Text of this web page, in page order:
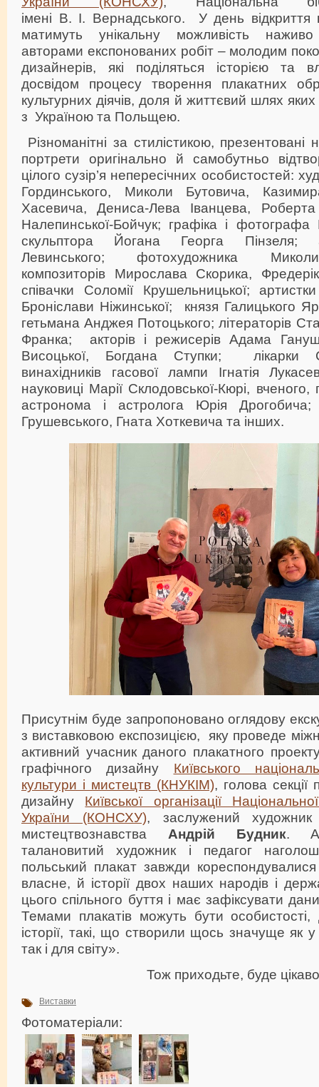
імені В. І. Вернадського. У день відкриття
матимуть унікальну можливість
авторами експонованих робіт – молодим
дизайнерів, які поділяться історією та
досвідом процесу творення плакатних
культурних діячів, доля й життєвий шлях
з Україною та Польщею.
Різноманітні за стилістикою, презентовані
портрети оригінально й самобутньо
цілого сузір’я непересічних особистостей:
Гординського, Миколи Бутовича,
Хасевича, Дениса-Лева Іванцева, Роберта
Налепинської-Бойчук; графіка і
скульптора Йогана Георга Пінзеля;
Левинського; фотохудожника
композиторів Мирослава Скорика,
співачки Соломії Крушельницької;
Броніслави Ніжинської; князя Галицького
гетьмана Анджея Потоцького; літераторів
Франка; акторів і режисерів Адама
Висоцької, Богдана Ступки; лікарки
винахідників гасової лампи Ігнатія
науковиці Марії Склодовської-Кюрі,
астронома і астролога Юрія Дрогобича;
Грушевського, Гната Хоткевича та інших.
Присутнім буде запропоновано оглядову
з виставковою експозицією, яку проведе
активний учасник даного плакатного
графічного дизайну Київського
культури і мистецтв (КНУКІМ), голова секції
дизайну Київської організації
України (КОНСХУ), заслужений художник
мистецтвознавства Андрій Будник.
талановитий художник і педагог
польський плакат завжди
власне, й історії двох наших народів і
цього спільного буття і має зафіксувати
Темами плакатів можуть бути особистості,
історії, такі, що створили щось значуще як у
так і для світу».
Тож приходьте, буде
Виставки
Фотоматеріали: